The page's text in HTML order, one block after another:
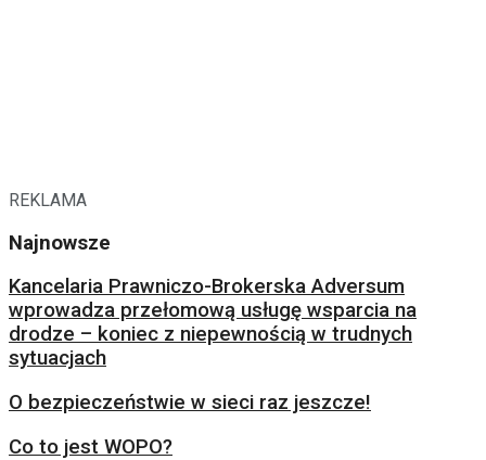
REKLAMA
Najnowsze
Kancelaria Prawniczo-Brokerska Adversum
wprowadza przełomową usługę wsparcia na
drodze – koniec z niepewnością w trudnych
sytuacjach
O bezpieczeństwie w sieci raz jeszcze!
Co to jest WOPO?